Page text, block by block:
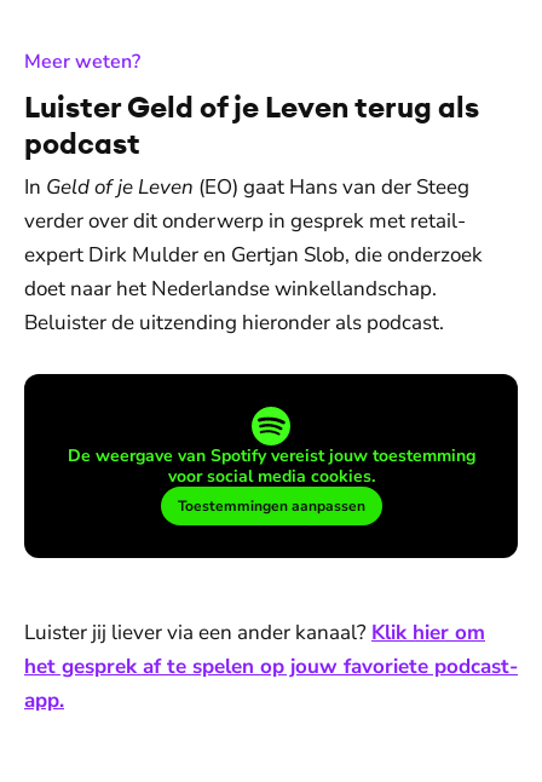
Meer weten?:
Luister Geld of je Leven terug als
podcast
In Geld of je Leven (EO) gaat Hans van der Steeg
verder over dit onderwerp in gesprek met retail-
expert Dirk Mulder en Gertjan Slob, die onderzoek
doet naar het Nederlandse winkellandschap.
Beluister de uitzending hieronder als podcast.
De weergave van Spotify vereist jouw toestemming
voor social media cookies.
Toestemmingen aanpassen
Luister jij liever via een ander kanaal? Klik hier om
het gesprek af te spelen op jouw favoriete podcast-
app.